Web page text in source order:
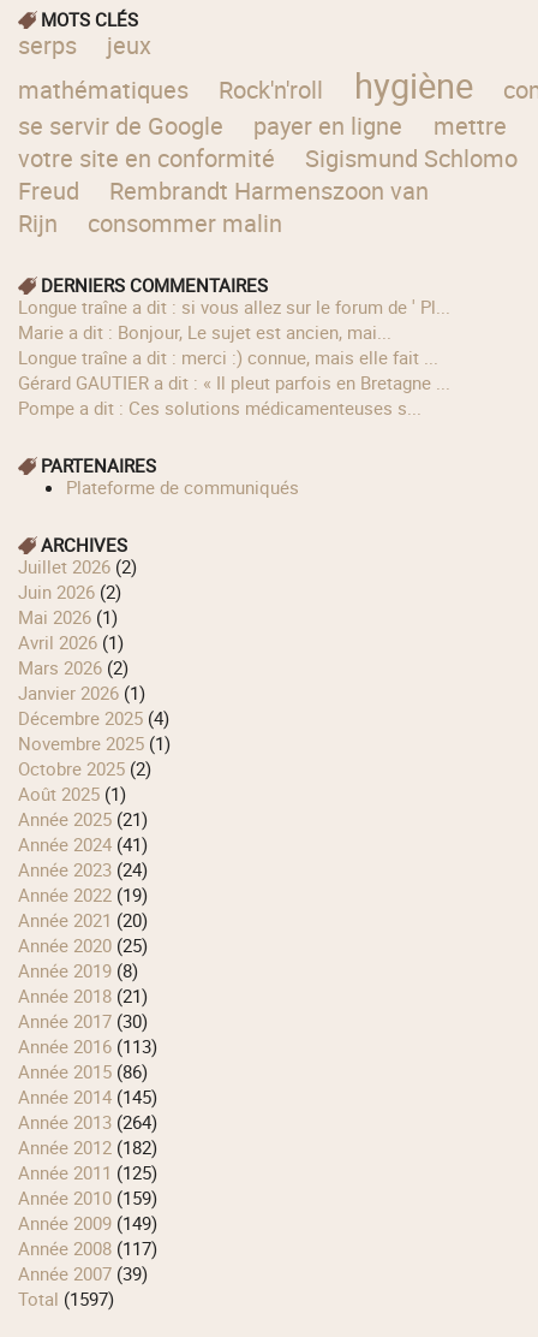
MOTS CLÉS
serps
jeux
mathématiques
Rock'n'roll hygiène
se servir de Google
payer en ligne
mettre
votre site en conformité
Sigismund Schlomo
Freud
Rembrandt Harmenszoon van
Rijn
consommer malin
DERNIERS COMMENTAIRES
longue traîne a dit : si vous allez sur le forum de ' Pl...
Marie a dit : Bonjour, Le sujet est ancien, mai...
longue traîne a dit : merci :) connue, mais elle fait ...
Gérard GAUTIER a dit : « Il pleut parfois en Bretagne ...
Pompe a dit : Ces solutions médicamenteuses s...
PARTENAIRES
Plateforme de communiqués
ARCHIVES
juillet 2026 (2)
juin 2026 (2)
mai 2026 (1)
avril 2026 (1)
mars 2026 (2)
janvier 2026 (1)
décembre 2025 (4)
novembre 2025 (1)
octobre 2025 (2)
août 2025 (1)
année 2025 (21)
année 2024 (41)
année 2023 (24)
année 2022 (19)
année 2021 (20)
année 2020 (25)
année 2019 (8)
année 2018 (21)
année 2017 (30)
année 2016 (113)
année 2015 (86)
année 2014 (145)
année 2013 (264)
année 2012 (182)
année 2011 (125)
année 2010 (159)
année 2009 (149)
année 2008 (117)
année 2007 (39)
total (1597)